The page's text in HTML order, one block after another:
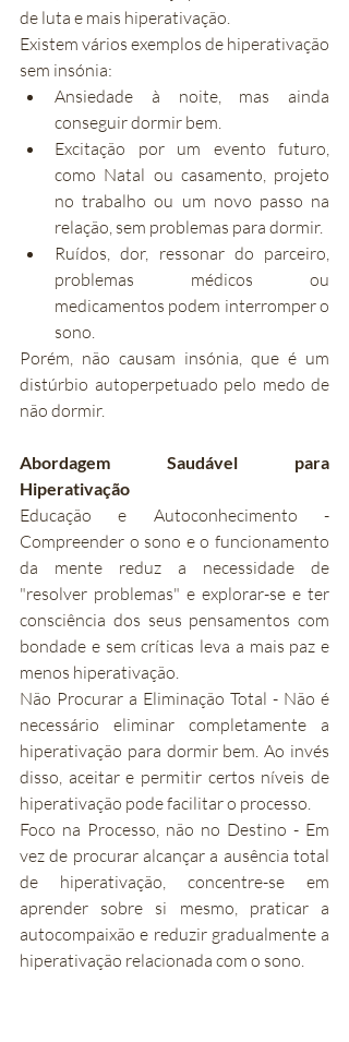
de luta e mais hiperativação.
Existem vários exemplos de hiperativação
sem insónia:
Ansiedade à noite, mas ainda
conseguir dormir bem.
Excitação por um evento futuro,
como Natal ou casamento, projeto
no trabalho ou um novo passo na
relação, sem problemas para dormir.
Ruídos, dor, ressonar do parceiro,
problemas médicos ou
medicamentos podem interromper o
sono.
Porém, não causam insónia, que é um
distúrbio autoperpetuado pelo medo de
não dormir.
Abordagem Saudável para
Hiperativação
Educação e Autoconhecimento -
Compreender o sono e o funcionamento
da mente reduz a necessidade de
"resolver problemas" e explorar-se e ter
consciência dos seus pensamentos com
bondade e sem críticas leva a mais paz e
menos hiperativação.
Não Procurar a Eliminação Total - Não é
necessário eliminar completamente a
hiperativação para dormir bem. Ao invés
disso, aceitar e permitir certos níveis de
hiperativação pode facilitar o processo.
Foco na Processo, não no Destino - Em
vez de procurar alcançar a ausência total
de hiperativação, concentre-se em
aprender sobre si mesmo, praticar a
autocompaixão e reduzir gradualmente a
hiperativação relacionada com o sono.